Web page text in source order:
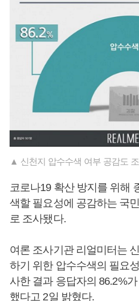
▲ 신천지 압수수색 여부 공감도
코로나19 확산 방지를 위해
색할 필요성에 공감하는 국
로 조사됐다.
여론 조사기관 리얼미터는
하기 위한 압수수색의 필요
사한 결과 응답자의 86.2%가
했다고 2일 밝혔다.